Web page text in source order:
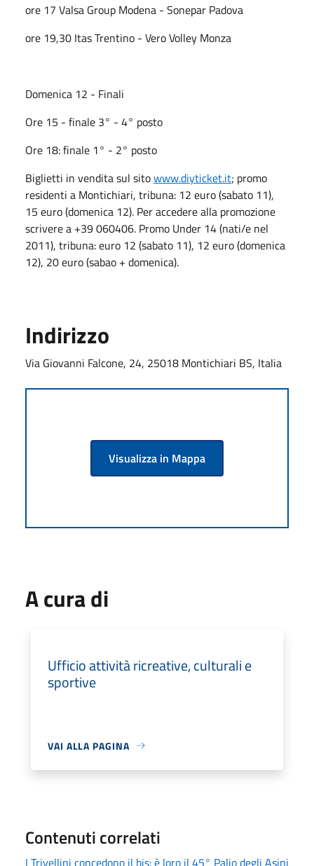
ore 17 Valsa Group Modena - Sonepar Padova
ore 19,30 Itas Trentino - Vero Volley Monza
Domenica 12 - Finali
Ore 15 - finale 3° - 4° posto
Ore 18: finale 1° - 2° posto
Biglietti in vendita sul sitowww.diyticket.it; promo
residenti a Montichiari, tribuna: 12 euro (sabato 11),
15 euro (domenica 12). Per accedere alla promozione
scrivere a +39 060406. Promo Under 14 (nati/e nel
2011), tribuna: euro 12 (sabato 11), 12 euro (domenica
12), 20 euro (sabao + domenica).
Indirizzo
Via Giovanni Falcone, 24, 25018 Montichiari BS, Italia
Visualizza in Mappa
A cura di
Ufficio attività ricreative, culturali e
sportive
VAI ALLA PAGINA
Contenuti correlati
I Trivellini concedono il bis: è loro il 45° Palio degli Asini